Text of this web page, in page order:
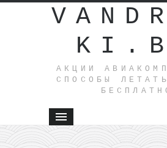
АКЦИИ
СПОСОБЫ